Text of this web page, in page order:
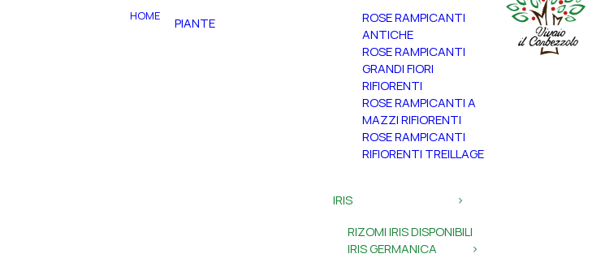
HOME PIANTE
ROSE RAMPICANTI
ANTICHE
ROSE RAMPICANTI
GRANDI FIORI
RIFIORENTI
ROSE RAMPICANTI A
MAZZI RIFIORENTI
ROSE RAMPICANTI
RIFIORENTI TREILLAGE
IRIS
RIZOMI IRIS DISPONIBILI
IRIS GERMANICA